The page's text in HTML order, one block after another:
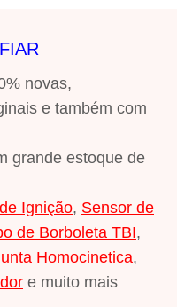
novas,
e também com
grande estoque de
Ignição, Sensor de
de Borboleta TBI,
Homocinetica,
e muito mais